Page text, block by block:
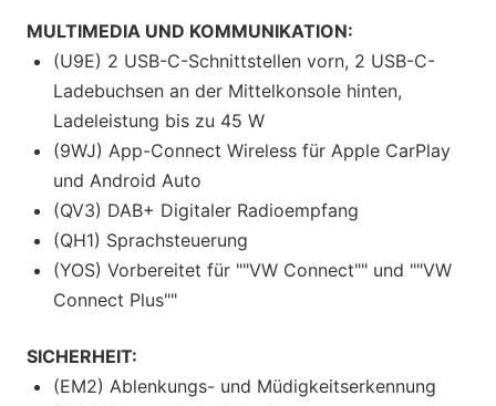
MULTIMEDIA UND KOMMUNIKATION:
(U9E) 2 USB-C-Schnittstellen vorn, 2 USB-C-
Ladebuchsen an der Mittelkonsole hinten,
Ladeleistung bis zu 45 W
(9WJ) App-Connect Wireless für Apple CarPlay
und Android Auto
(QV3) DAB+ Digitaler Radioempfang
(QH1) Sprachsteuerung
(YOS) Vorbereitet für ""VW Connect"" und ""VW
Connect Plus""
SICHERHEIT:
(EM2) Ablenkungs- und Müdigkeitserkennung